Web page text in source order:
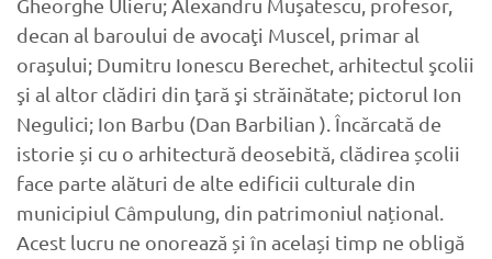
Gheorghe Ulieru; Alexandru Muşatescu, profesor,
decan al baroului de avocaţi Muscel, primar al
oraşului; Dumitru Ionescu Berechet, arhitectul şcolii
şi al altor clădiri din ţară şi străinătate; pictorul Ion
Negulici; Ion Barbu (Dan Barbilian ). Încărcată de
istorie și cu o arhitectură deosebită, clădirea școlii
face parte alături de alte edificii culturale din
municipiul Câmpulung, din patrimoniul național.
Acest lucru ne onorează și în același timp ne obligă